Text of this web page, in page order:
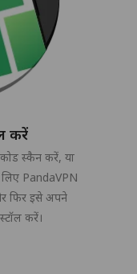
करें
स्कैन करें, या
PandaVPN
फिर इसे अपने
करें।